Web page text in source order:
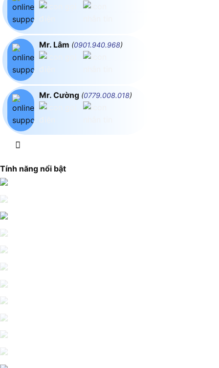
Mr. Lâm (0901.940.968)
Mr. Cường (0779.008.018)
Tính năng nổi bật